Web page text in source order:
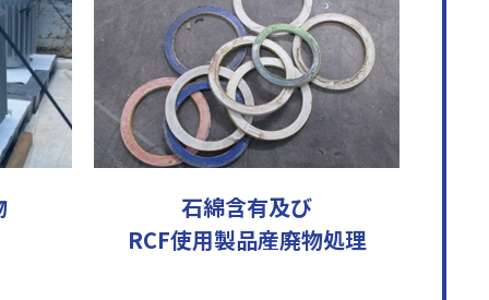
石綿含有及び
RCF使用製品産廃物処理